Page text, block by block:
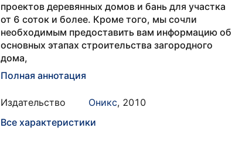
проектов деревянных домов и бань для участка
от 6 соток и более. Кроме того, мы сочли
необходимым предоставить вам информацию об
основных этапах строительства загородного
дома,
Полная аннотация
Издательство Оникс, 2010
Все характеристики